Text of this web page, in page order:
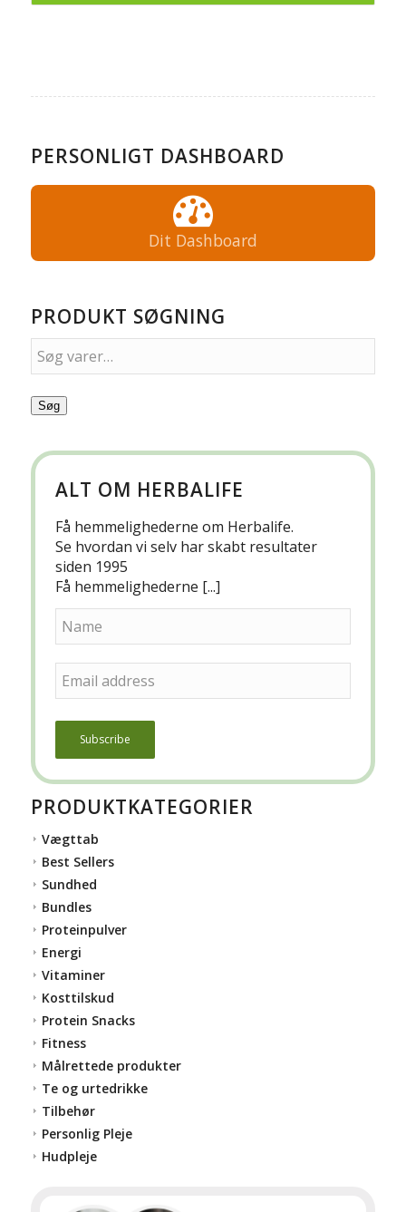
PERSONLIGT DASHBOARD
Dit Dashboard
PRODUKT SØGNING
Søg
ALT OM HERBALIFE
Få hemmelighederne om Herbalife.
Se hvordan vi selv har skabt resultater
siden 1995
Få hemmelighederne [...]
PRODUKTKATEGORIER
Vægttab
Best Sellers
Sundhed
Bundles
Proteinpulver
Energi
Vitaminer
Kosttilskud
Protein Snacks
Fitness
Målrettede produkter
Te og urtedrikke
Tilbehør
Personlig Pleje
Hudpleje